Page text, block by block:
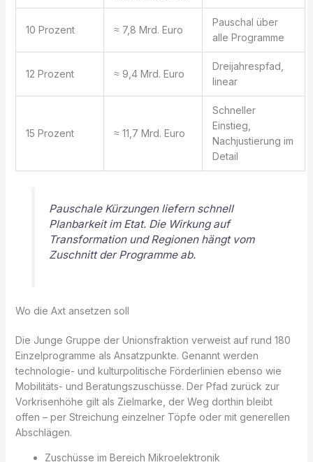
10 Prozent ≈ 7,8 Mrd. Euro
Pauschal über
alle Programme
12 Prozent ≈ 9,4 Mrd. Euro
Dreijahrespfad,
linear
15 Prozent ≈ 11,7 Mrd. Euro
Schneller
Einstieg,
Nachjustierung im
Detail
Pauschale Kürzungen liefern schnell
Planbarkeit im Etat. Die Wirkung auf
Transformation und Regionen hängt vom
Zuschnitt der Programme ab.
Wo die Axt ansetzen soll
Die Junge Gruppe der Unionsfraktion verweist auf rund 180
Einzelprogramme als Ansatzpunkte. Genannt werden
technologie- und kulturpolitische Förderlinien ebenso wie
Mobilitäts- und Beratungszuschüsse. Der Pfad zurück zur
Vorkrisenhöhe gilt als Zielmarke, der Weg dorthin bleibt
offen – per Streichung einzelner Töpfe oder mit generellen
Abschlägen.
Zuschüsse im Bereich Mikroelektronik